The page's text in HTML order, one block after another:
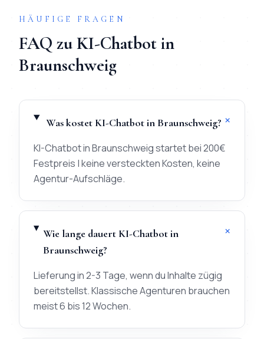
HÄUFIGE FRAGEN
FAQ zuKI-Chatbotin
Braunschweig
Was kostet KI-Chatbot in Braunschweig?+
KI-Chatbot in Braunschweig startet bei 200€
Festpreis | keine versteckten Kosten, keine
Agentur-Aufschläge.
Wie lange dauert KI-Chatbot in
Braunschweig?
+
Lieferung in 2-3 Tage, wenn du Inhalte zügig
bereitstellst. Klassische Agenturen brauchen
meist 6 bis 12 Wochen.